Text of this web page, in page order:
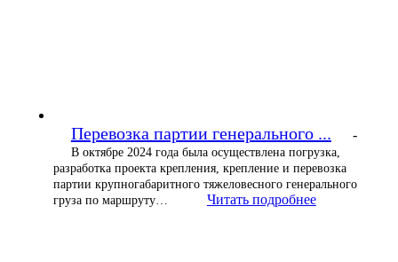
Перевозка партии генерального ... -
В октябре 2024 года была осуществлена погрузка,
разработка проекта крепления, крепление и перевозка
партии крупногабаритного тяжеловесного генерального
груза по маршруту…
Читать подробнее